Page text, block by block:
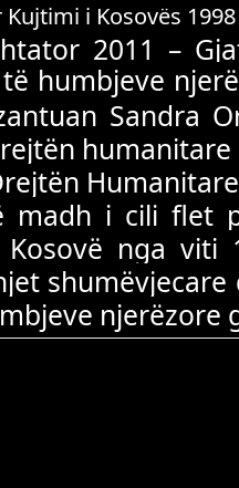
i Kosovës
2011 –
humbjeve
Sandra
madh i cili flet
Kosovё nga
njerёzore